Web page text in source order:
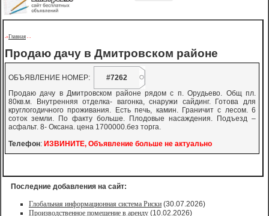
->Главная - -
Продаю дачу в Дмитровском районе
ОБЪЯВЛЕНИЕ НОМЕР:
#7262
Продаю дачу в Дмитровском районе рядом с п. Орудьево. Общ пл.
80кв.м. Внутренняя отделка- вагонка, снаружи сайдинг. Готова для
круглогодичного проживания. Есть печь, камин. Граничит с лесом. 6
соток земли. По факту больше. Плодовые насаждения. Подъезд –
асфальт. 8- Оксана. цена 1700000.без торга.
Телефон: ИЗВИНИТЕ, Объявление больше не актуально
Последние добавления на сайт:
Глобальная информационная система Риски (30.07.2026)
Производственное помещение в аренду (10.02.2026)